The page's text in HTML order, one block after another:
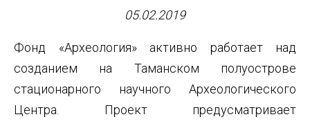
05.02.2019
Фонд «Археология» активно работает над
созданием на Таманском полуострове
стационарного научного Археологического
Центра. Проект предусматривает